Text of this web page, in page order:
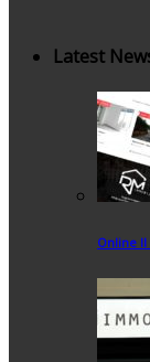
Latest
Online Il